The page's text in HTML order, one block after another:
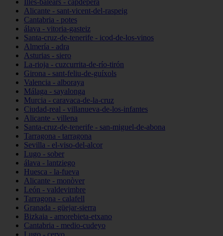
Illes-balears - capdepera
Alicante - sant-vicent-del-raspeig
Cantabria - potes
álava - vitoria-gasteiz
Santa-cruz-de-tenerife - icod-de-los-vinos
Almería - adra
Asturias - siero
La-rioja - cuzcurrita-de-río-tirón
Girona - sant-feliu-de-guíxols
Valencia - alboraya
Málaga - sayalonga
Murcia - caravaca-de-la-cruz
Ciudad-real - villanueva-de-los-infantes
Alicante - villena
Santa-cruz-de-tenerife - san-miguel-de-abona
Tarragona - tarragona
Sevilla - el-viso-del-alcor
Lugo - sober
álava - lantziego
Huesca - la-fueva
Alicante - monòver
León - valdevimbre
Tarragona - calafell
Granada - güejar-sierra
Bizkaia - amorebieta-etxano
Cantabria - medio-cudeyo
Lugo - cervo